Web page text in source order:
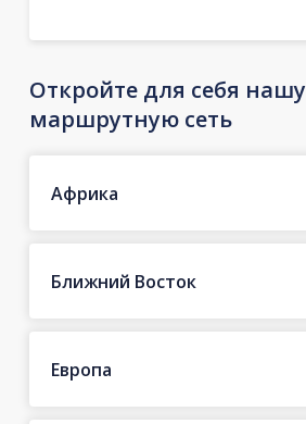
Откройте для себя нашу
маршрутную сеть
Африка
Ближний Восток
Европа